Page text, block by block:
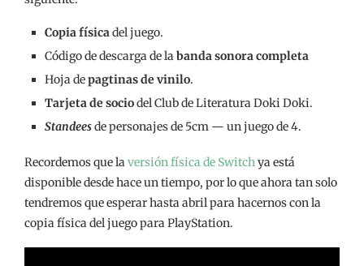
Copia físicadel juego.
Código de descarga de labanda sonora completa
Hoja depagtinas de vinilo.
Tarjeta de sociodel Club de Literatura Doki Doki.
Standeesde personajes de 5cm — un juego de 4.
Recordemos que laversión física de Switchya está
disponible desde hace un tiempo, por lo que ahora tan solo
tendremos que esperar hasta abril para hacernos con la
copia física del juego para PlayStation.